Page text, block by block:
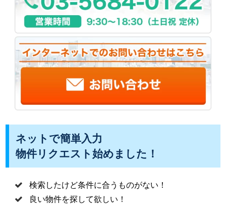
ネットで簡単入力
物件リクエスト始めました！
検索したけど条件に合うものがない！
良い物件を探して欲しい！